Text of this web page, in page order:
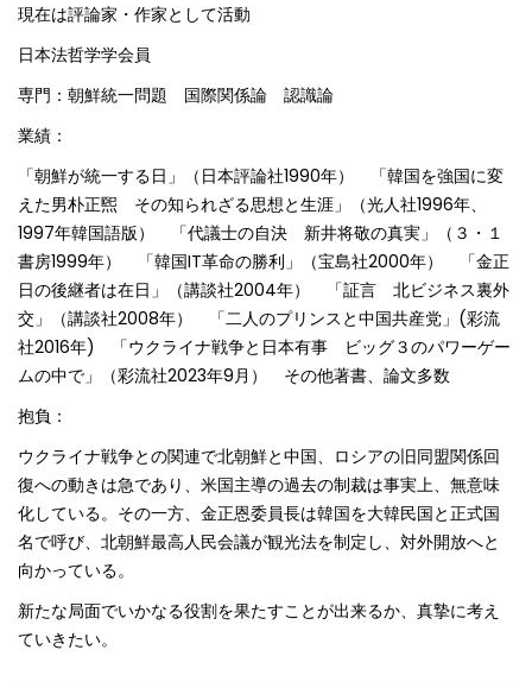
現在は評論家・作家として活動
日本法哲学学会員
専門：朝鮮統一問題 国際関係論 認識論
業績：
「朝鮮が統一する日」（日本評論社1990年） 「韓国を強国に変
えた男朴正煕 その知られざる思想と生涯」（光人社1996年、
1997年韓国語版） 「代議士の自決 新井将敬の真実」（３・１
書房1999年） 「韓国IT革命の勝利」（宝島社2000年） 「金正
日の後継者は在日」（講談社2004年） 「証言 北ビジネス裏外
交」（講談社2008年） 「二人のプリンスと中国共産党」(彩流
社2016年) 「ウクライナ戦争と日本有事 ビッグ３のパワーゲー
ムの中で」（彩流社2023年9月） その他著書、論文多数
抱負：
ウクライナ戦争との関連で北朝鮮と中国、ロシアの旧同盟関係回
復への動きは急であり、米国主導の過去の制裁は事実上、無意味
化している。その一方、金正恩委員長は韓国を大韓民国と正式国
名で呼び、北朝鮮最高人民会議が観光法を制定し、対外開放へと
向かっている。
新たな局面でいかなる役割を果たすことが出来るか、真摯に考え
ていきたい。